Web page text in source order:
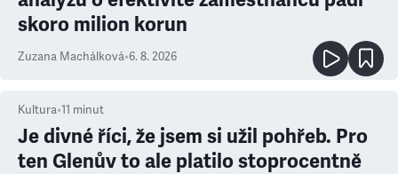
skoro milion korun
Zuzana Machálková•6. 8. 2026
Kultura•11 minut
Je divné říci, že jsem si užil pohřeb. Pro
ten Glenův to ale platilo stoprocentně